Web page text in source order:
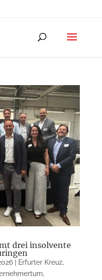
drei insolvente
| Erfurter Kreuz,
,